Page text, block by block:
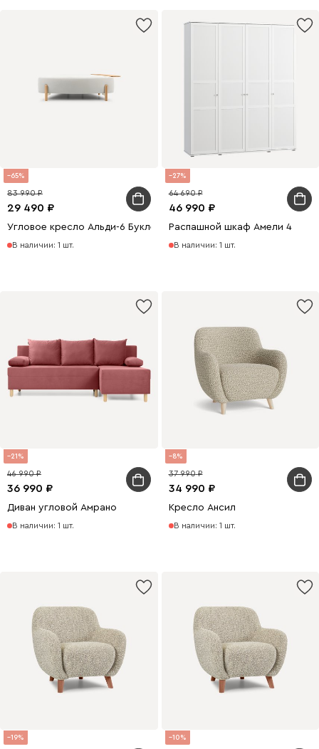
65
29 490
83 990
Угловое кресло Альди-6 Букле Молочный
В наличии: 1 шт.
27
46 990
64 690
Распашной шкаф Амели 4
В наличии: 1 шт.
21
36 990
46 990
Диван угловой Амрано
В наличии: 1 шт.
8
34 990
37 990
Кресло Ансил
В наличии: 1 шт.
19 10